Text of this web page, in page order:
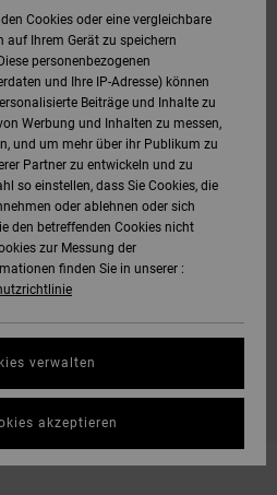
Cookies oder eine vergleichbare
Ihrem Gerät zu speichern
personenbezogenen
und Ihre IP-Adresse) können
Beiträge und Inhalte zu
Werbung und Inhalten zu messen,
und um mehr über ihr Publikum zu
Partner zu entwickeln und zu
so einstellen, dass Sie Cookies, die
oder ablehnen oder sich
den betreffenden Cookies nicht
zur Messung der
finden Sie in unserer :
verwalten
akzeptieren